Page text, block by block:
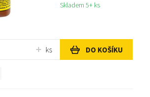
Skladem 5+ ks
ks DO KOŠÍKU